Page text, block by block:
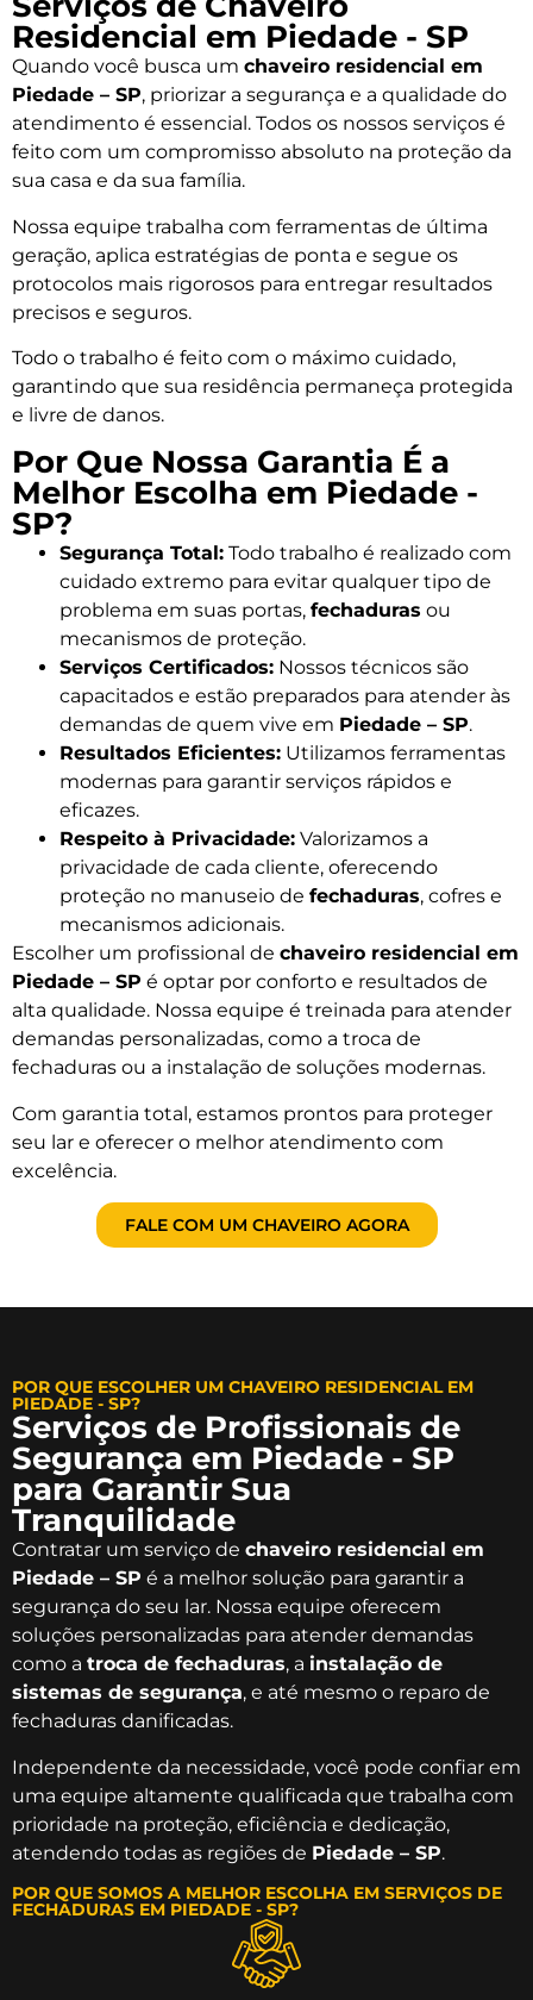
Residencial em Piedade - SP
Quando você busca um chaveiro residencial em
Piedade – SP, priorizar a segurança e a qualidade do
atendimento é essencial. Todos os nossos serviços é
feito com um compromisso absoluto na proteção da
sua casa e da sua família.
Nossa equipe trabalha com ferramentas de última
geração, aplica estratégias de ponta e segue os
protocolos mais rigorosos para entregar resultados
precisos e seguros.
Todo o trabalho é feito com o máximo cuidado,
garantindo que sua residência permaneça protegida
e livre de danos.
Por Que Nossa Garantia É a
Melhor Escolha em Piedade -
SP?
Segurança Total: Todo trabalho é realizado com
cuidado extremo para evitar qualquer tipo de
problema em suas portas, fechaduras ou
mecanismos de proteção.
Serviços Certificados: Nossos técnicos são
capacitados e estão preparados para atender às
demandas de quem vive em Piedade – SP.
Resultados Eficientes: Utilizamos ferramentas
modernas para garantir serviços rápidos e
eficazes.
Respeito à Privacidade: Valorizamos a
privacidade de cada cliente, oferecendo
proteção no manuseio de fechaduras, cofres e
mecanismos adicionais.
Escolher um profissional de chaveiro residencial em
Piedade – SP é optar por conforto e resultados de
alta qualidade. Nossa equipe é treinada para atender
demandas personalizadas, como a troca de
fechaduras ou a instalação de soluções modernas.
Com garantia total, estamos prontos para proteger
seu lar e oferecer o melhor atendimento com
excelência.
FALE COM UM CHAVEIRO AGORA
POR QUE ESCOLHER UM CHAVEIRO RESIDENCIAL EM
PIEDADE - SP?
Serviços de Profissionais de
Segurança em Piedade - SP
para Garantir Sua
Tranquilidade
Contratar um serviço de chaveiro residencial em
Piedade – SP é a melhor solução para garantir a
segurança do seu lar. Nossa equipe oferecem
soluções personalizadas para atender demandas
como a troca de fechaduras, a instalação de
sistemas de segurança, e até mesmo o reparo de
fechaduras danificadas.
Independente da necessidade, você pode confiar em
uma equipe altamente qualificada que trabalha com
prioridade na proteção, eficiência e dedicação,
atendendo todas as regiões de Piedade – SP.
POR QUE SOMOS A MELHOR ESCOLHA EM SERVIÇOS DE
FECHADURAS EM PIEDADE - SP?